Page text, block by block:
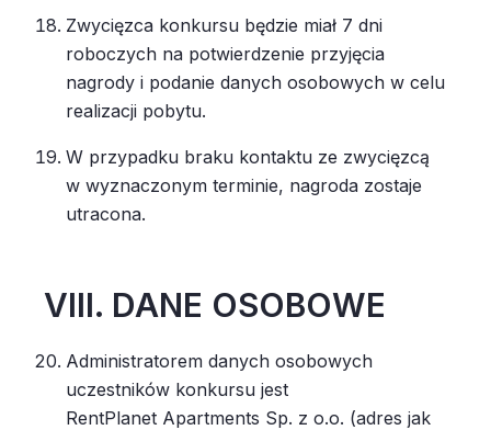
Zwycięzca konkursu będzie miał 7 dni
roboczych na potwierdzenie przyjęcia
nagrody i podanie danych osobowych w celu
realizacji pobytu.
W przypadku braku kontaktu ze zwycięzcą
w wyznaczonym terminie, nagroda zostaje
utracona.
VIII. DANE OSOBOWE
Administratorem danych osobowych
uczestników konkursu jest
RentPlanet Apartments Sp. z o.o. (adres jak